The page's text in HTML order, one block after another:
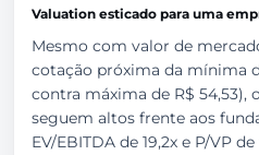
Valuation esticado para uma
Mesmo com valor de
cotação próxima da mínima
contra máxima de R$ 54,53),
seguem altos frente aos
EV/EBITDA de 19,2x e P/VP